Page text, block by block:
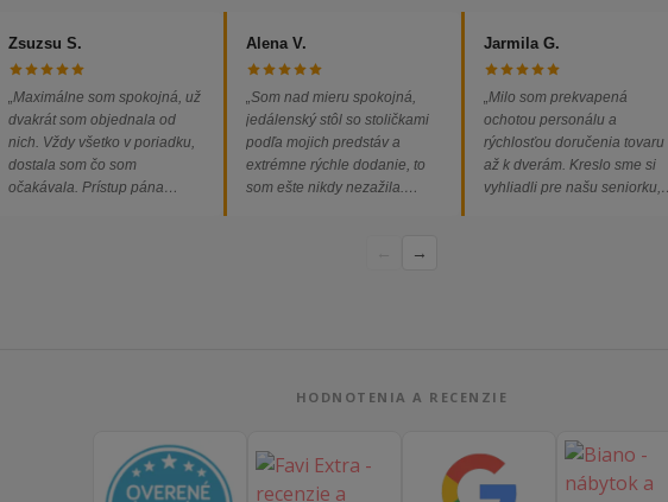
Zsuzsu S.
„Maximálne som spokojná, už
dvakrát som objednala od
nich. Vždy všetko v poriadku,
dostala som čo som
očakávala. Prístup pána
Alena V.
„Som nad mieru spokojná,
jedálenský stôl so stoličkami
podľa mojich predstáv a
extrémne rýchle dodanie, to
som ešte nikdy nezažila.
Jarmila G.
„Milo som prekvapená
ochotou personálu a
rýchlosťou doručenia tovaru
až k dverám. Kreslo sme si
vyhliadli pre našu seniorku,
→
HODNOTENIA A RECENZIE